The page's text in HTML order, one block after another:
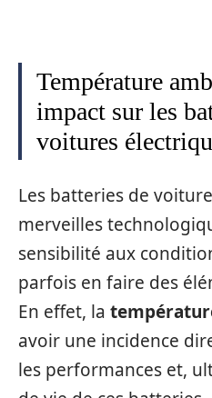
Température
impact sur les
voitures
Les batteries de
merveilles
sensibilité aux
parfois en faire des
En effet, la
avoir une incidence
les performances et,